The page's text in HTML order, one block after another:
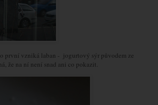
první vzniká laban - jogurtový sýr původem ze
že na ní není snad ani co pokazit.